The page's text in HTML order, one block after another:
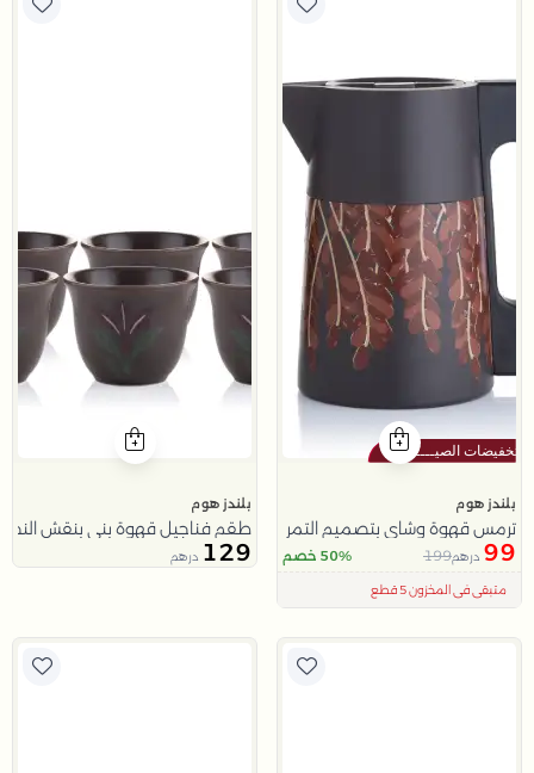
بلندز هوم
ترمس قهوة وشاي بتصميم التمر 1 لتر من ملاذ
99 درهم199 50% خصم
تم بيع 100+ مؤخراً
متبقي في المخزون 5 قطع
بلندز هوم
طقم فناجيل قهوة بني بنقش
129 درهم